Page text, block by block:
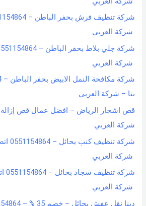
شركة العربي
شركة العربي
بنا – شركة العربي
قص اشجار الرياض – افضل عمال قص إزالة
شركة العربي
شركة العربي
شركة العربي